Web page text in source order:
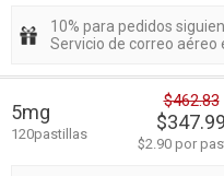
10% para pedidos
Servicio de correo
5mg
120pastillas
$462.83
$347.99
$2.90 por